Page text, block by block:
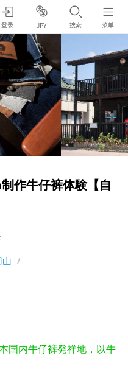
登录 JPY 搜索 菜单
作牛仔裤体験【自
山 /
国内牛仔裤発祥地，以牛